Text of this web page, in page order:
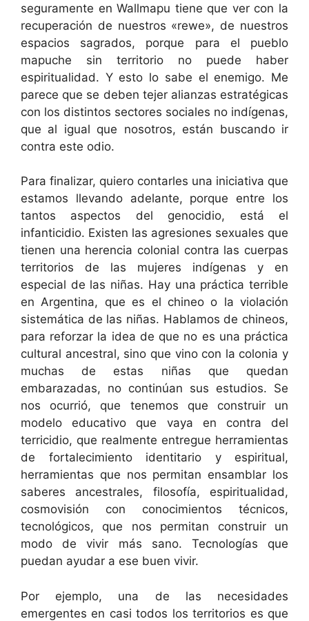
seguramente en Wallmapu tiene que ver con la
recuperación de nuestros «rewe», de nuestros
espacios sagrados, porque para el pueblo
mapuche sin territorio no puede haber
espiritualidad. Y esto lo sabe el enemigo. Me
parece que se deben tejer alianzas estratégicas
con los distintos sectores sociales no indígenas,
que al igual que nosotros, están buscando ir
contra este odio.
Para finalizar, quiero contarles una iniciativa que
estamos llevando adelante, porque entre los
tantos aspectos del genocidio, está el
infanticidio. Existen las agresiones sexuales que
tienen una herencia colonial contra las cuerpas
territorios de las mujeres indígenas y en
especial de las niñas. Hay una práctica terrible
en Argentina, que es el chineo o la violación
sistemática de las niñas. Hablamos de chineos,
para reforzar la idea de que no es una práctica
cultural ancestral, sino que vino con la colonia y
muchas de estas niñas que quedan
embarazadas, no continúan sus estudios. Se
nos ocurrió, que tenemos que construir un
modelo educativo que vaya en contra del
terricidio, que realmente entregue herramientas
de fortalecimiento identitario y espiritual,
herramientas que nos permitan ensamblar los
saberes ancestrales, filosofía, espiritualidad,
cosmovisión con conocimientos técnicos,
tecnológicos, que nos permitan construir un
modo de vivir más sano. Tecnologías que
puedan ayudar a ese buen vivir.
Por ejemplo, una de las necesidades
emergentes en casi todos los territorios es que